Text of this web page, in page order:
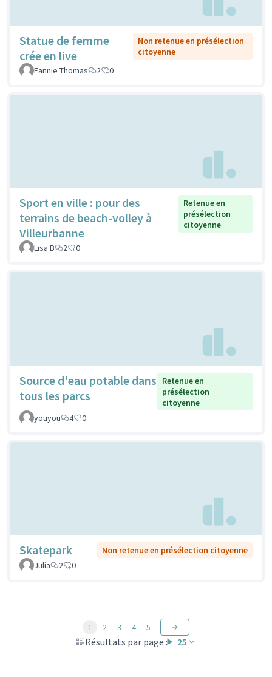
Statue de femme
crée en live
Non retenue en présélection
citoyenne
Fannie Thomas
2 0
Sport en ville : pour des
terrains de beach-volley à
Villeurbanne
Retenue en
présélection
citoyenne
Lisa B 2 0
Source d'eau potable dans
tous les parcs
Retenue en
présélection
citoyenne
youyou
4 0
Skatepark
Non retenue en présélection citoyenne
Julia
2 0
Résultats par page : 25
1 2 3 4 5